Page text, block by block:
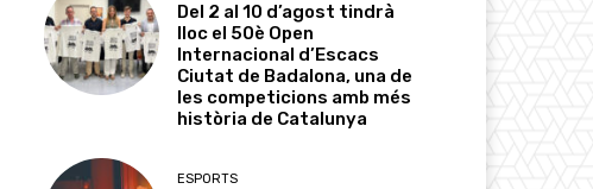
Del 2 al 10 d’agost tindrà
lloc el 50è Open
Internacional d’Escacs
Ciutat de Badalona, una de
les competicions amb més
història de Catalunya
ESPORTS